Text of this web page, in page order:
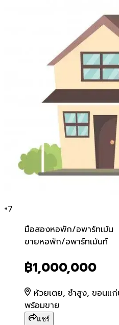
+7
มือสองหอพัก/อพาร์ทเม้น
ขายหอพัก/อพ
ขายหอพัก/อพาร์ทเม้นท์
฿1,000,000
ห้วยเตย, ซำสูง, ขอนแ
พร้อมขาย
แชร์